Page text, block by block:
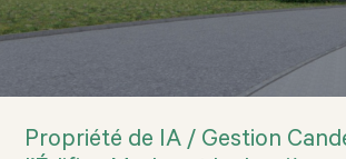
Propriété de IA / Gestion